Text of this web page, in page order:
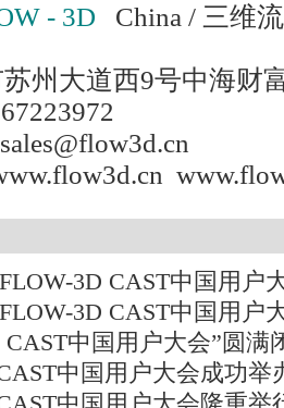
- 3D
China / 三维
州大道西9号中海财
3D CAST中国用户
3D CAST中国用户
CAST中国用户大会”圆满
中国用户大会成功举